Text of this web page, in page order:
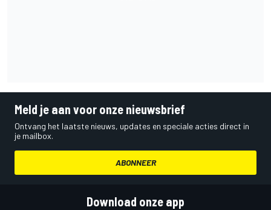
Meld je aan voor onze nieuwsbrief
Ontvang het laatste nieuws, updates en speciale acties direct in
je mailbox.
ABONNEER
Download onze app